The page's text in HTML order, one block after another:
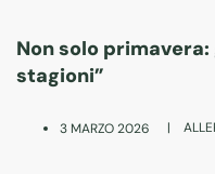
Non solo
stagioni”
3 MARZO 2026 |